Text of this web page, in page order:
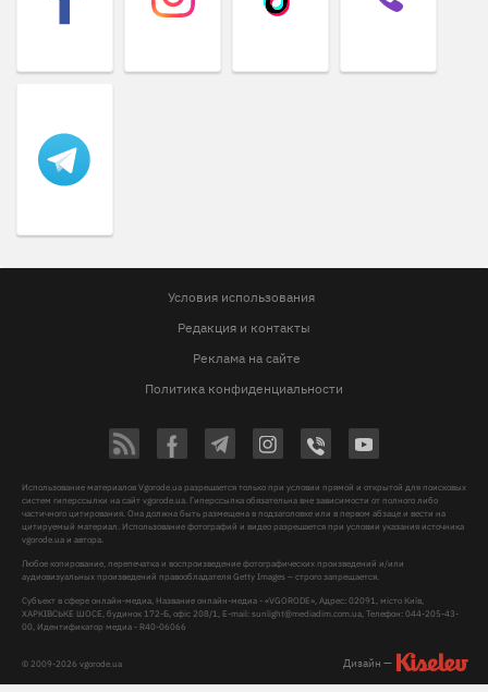
Условия использования
Редакция и контакты
Реклама на сайте
Политика конфиденциальности
© 2009-2026 vgorode.ua
Использование материалов Vgorode.ua разрешается только при условии прямой и открытой для поисковых
систем гиперссылки на сайт vgorode.ua. Гиперссылка обязательна вне зависимости от полного либо
частичного цитирования. Она должна быть размещена в подзаголовке или в первом абзаце и вести на
цитируемый материал. Использование фотографий и видео разрешается при условии указания источника
vgorode.ua и автора.
Любое копирование, перепечатка и воспроизведение фотографических произведений и/или
аудиовизуальных произведений правообладателя Getty Images – строго запрещается.
Субъект в сфере онлайн-медиа, Название онлайн-медиа - «VGORODE», Адрес: 02091, місто Київ,
ХАРКІВСЬКЕ ШОСЕ, будинок 172-Б, офіс 208/1, E-mail:sunlight@mediadim.com.ua, Телефон: 044-205-43-
00, Идентификатор медиа - R40-06066
Дизайн —